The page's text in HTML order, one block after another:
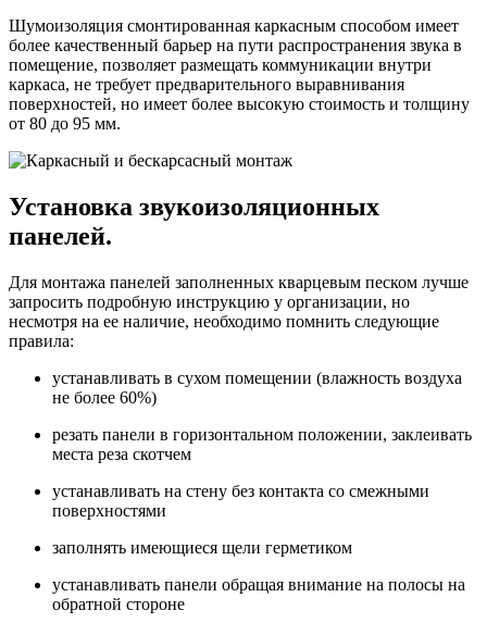
Шумоизоляция смонтированная каркасным способом имеет
более качественный барьер на пути распространения звука в
помещение, позволяет размещать коммуникации внутри
каркаса, не требует предварительного выравнивания
поверхностей, но имеет более высокую стоимость и толщину
от 80 до 95 мм.
Установка звукоизоляционных
панелей.
Для монтажа панелей заполненных кварцевым песком лучше
запросить подробную инструкцию у организации, но
несмотря на ее наличие, необходимо помнить следующие
правила:
устанавливать в сухом помещении (влажность воздуха
не более 60%)
резать панели в горизонтальном положении, заклеивать
места реза скотчем
устанавливать на стену без контакта со смежными
поверхностями
заполнять имеющиеся щели герметиком
устанавливать панели обращая внимание на полосы на
обратной стороне